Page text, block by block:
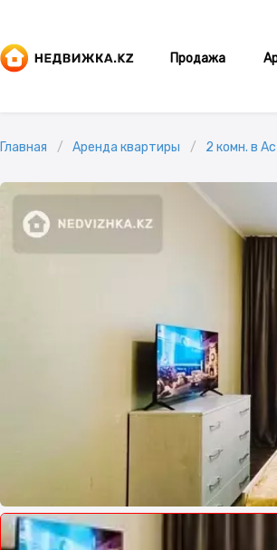
Продажа
Главная Аренда квартиры 2 комн. в